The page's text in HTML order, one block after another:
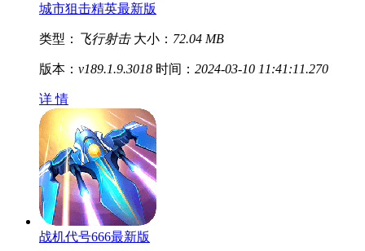
城市狙击精英最新版
类型： 飞行射击 大小： 72.04 MB
版本： v189.1.9.3018 时间： 2024-03-10 11:41:11.270
详 情
战机代号666最新版